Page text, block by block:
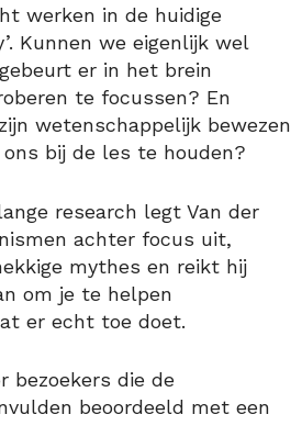
werken in de huidige
Kunnen we eigenlijk wel
er in het brein
te focussen? En
wetenschappelijk bewezen
bij de les te houden?
research legt Van der
achter focus uit,
mythes en reikt hij
om je te helpen
er echt toe doet.
bezoekers die de
beoordeeld met een